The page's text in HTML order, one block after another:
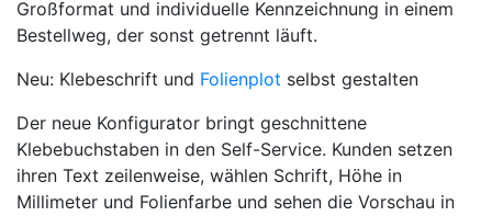
Großformat und individuelle Kennzeichnung in einem
Bestellweg, der sonst getrennt läuft.
Neu: Klebeschrift und Folienplot selbst gestalten
Der neue Konfigurator bringt geschnittene
Klebebuchstaben in den Self-Service. Kunden setzen
ihren Text zeilenweise, wählen Schrift, Höhe in
Millimeter und Folienfarbe und sehen die Vorschau in